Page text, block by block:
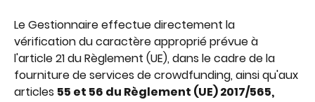
Le Gestionnaire effectue directement la
vérification du caractère approprié prévue à
l'article 21 du Règlement (UE), dans le cadre de la
fourniture de services de crowdfunding, ainsi qu'aux
articles 55 et 56 du Règlement (UE) 2017/565,